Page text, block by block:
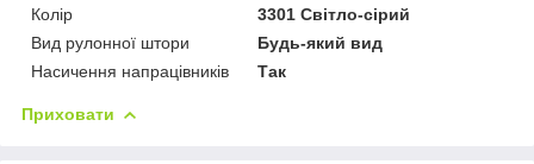
Колір
3301 Світло-сірий
Вид рулонної штори
Будь-який вид
Насичення напрацівників
Так
Приховати